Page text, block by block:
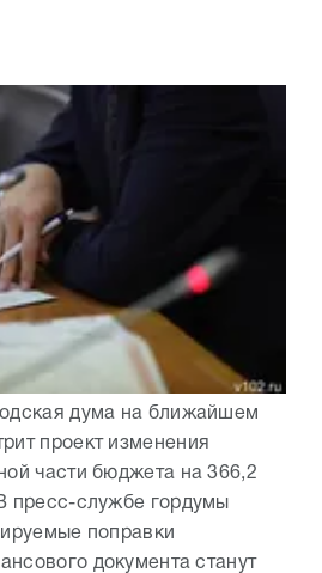
дума на ближайшем
проект изменения
части бюджета на 366,2
пресс-службе гордумы
поправки
документа станут